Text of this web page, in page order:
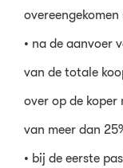
overeengekomen
• na de aanvoer
van de totale
over op de
van meer dan
• bij de eerste